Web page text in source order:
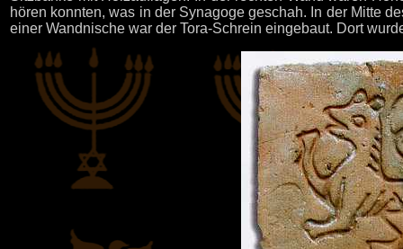
hören konnten, was in der Synagoge geschah. In der Mitte
einer Wandnische war der Tora-Schrein eingebaut. Dort